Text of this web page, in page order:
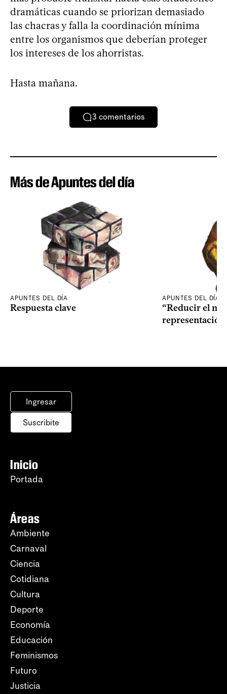
dramáticas cuando se priorizan demasiado
las chacras y falla la coordinación mínima
entre los organismos que deberían proteger
los intereses de los ahorristas.
Hasta mañana.
3 comentarios
Más de Apuntes del día
APUNTES DEL DÍA
Respuesta clave
APUNTES DEL DÍA
“Reducir el
Ingresar
Suscribite
Inicio
Portada
Áreas
Ambiente
Carnaval
Ciencia
Cotidiana
Cultura
Deporte
Economía
Educación
Feminismos
Futuro
Justicia